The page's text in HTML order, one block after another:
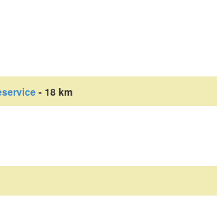
- 18 km